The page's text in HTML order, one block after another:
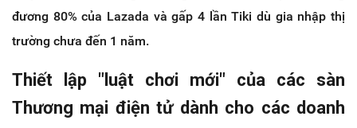
đương 80% của Lazada và gấp 4 lần Tiki dù gia nhập thị
trường chưa đến 1 năm.
Thiết lập "luật chơi mới" của các sàn
Thương mại điện tử dành cho các doanh